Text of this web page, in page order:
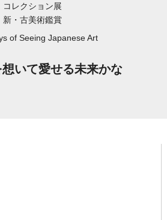
コレクション展
新・古美術鑑賞
of Seeing Japanese Art
いて愛せる未来かな